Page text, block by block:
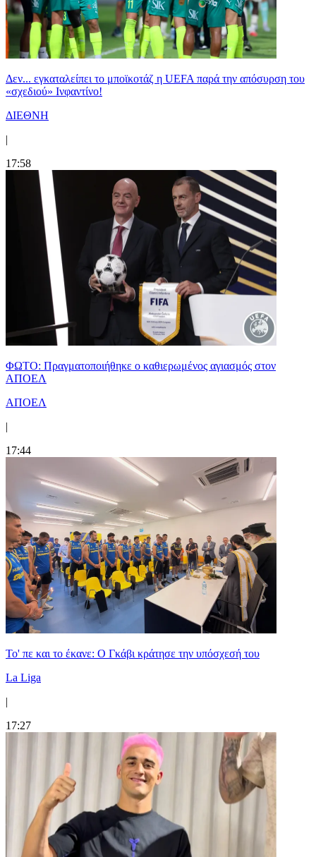
Δεν... εγκαταλείπει το μποϊκοτάζ η UEFA παρά την απόσυρση του
«σχεδιού» Ινφαντίνο!
ΔΙΕΘΝΗ
|
17:58
ΦΩΤΟ: Πραγματοποιήθηκε ο καθιερωμένος αγιασμός στον
ΑΠΟΕΛ
ΑΠΟΕΛ
|
17:44
Το' πε και το έκανε: Ο Γκάβι κράτησε την υπόσχεσή του
La Liga
|
17:27